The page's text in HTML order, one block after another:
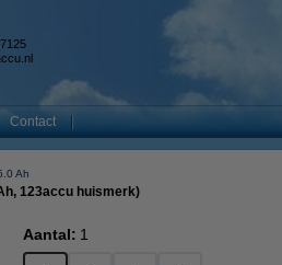
Contact
Ah
123accu huismerk)
Aantal: 1